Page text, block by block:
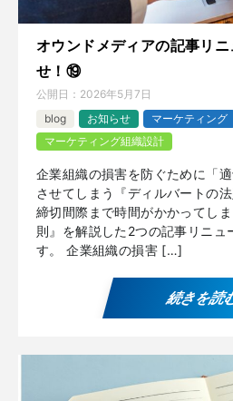
オウンドメディアの記事リ
せ！⑲
公開日： 2026年5月7日
blog
お知らせ
マーケティング
マーケティング組織設計
企業組織の損害を防ぐために「
させてしまう『ディルバートの
締切間際まで時間がかかってし
則』を解説した2つの記事リニュ
す。 企業組織の損害 […]
続きを読